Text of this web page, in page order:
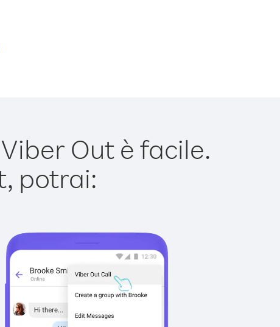
Out è facile.
potrai: